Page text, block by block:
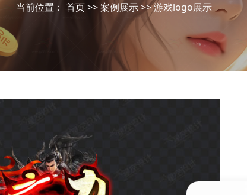
当前位置： 首页>>案例展示>>游戏logo展示